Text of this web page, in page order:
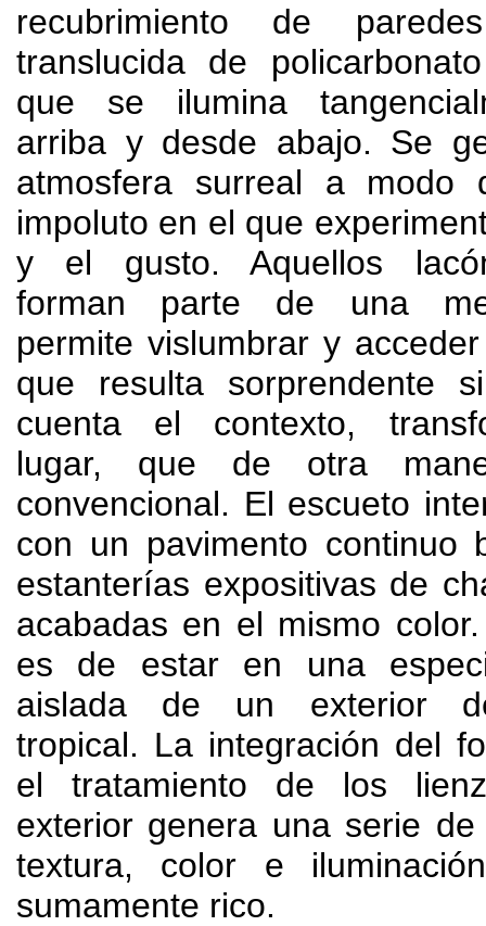
recubrimiento de
translucida de
que se ilumina
arriba y desde abajo. Se
atmosfera surreal a modo
impoluto en el que
y el gusto.Aquellos
forman parte de una
permite vislumbrar y
que resulta sorprendente
cuenta el contexto,
lugar, que de otra
convencional. El escueto
con un pavimento continuo
estanterías expositivas de
acabadas en el mismo color
es de estar en una
aislada de un exterior
tropical. La integración del
el tratamiento de los
exterior genera una serie
textura, color e
sumamente rico.